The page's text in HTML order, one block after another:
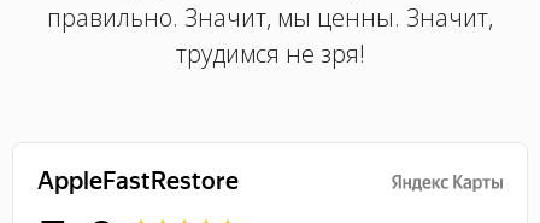
правильно. Значит, мы ценны. Значит,
трудимся не зря!